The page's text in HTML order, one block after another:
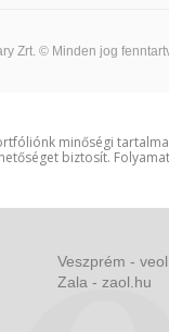
Zrt. © Minden jog
minőségi
biztosít.
Veszprém -
Zala - zaol.hu